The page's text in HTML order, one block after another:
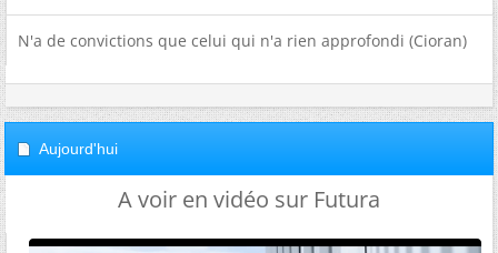
N'a de convictions que celui qui n'a rien approfondi (Cioran)
Aujourd'hui
A voir en vidéo sur Futura